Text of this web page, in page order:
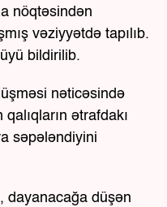
nöqtəsindən
vəziyyətdə tapılıb.
bildirilib.
nəticəsində
ətrafdakı
səpələndiyini
dayanacağa düşən